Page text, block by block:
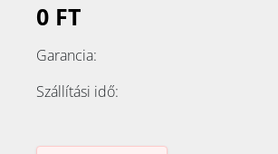
0 FT
Garancia:
Szállítási idő: